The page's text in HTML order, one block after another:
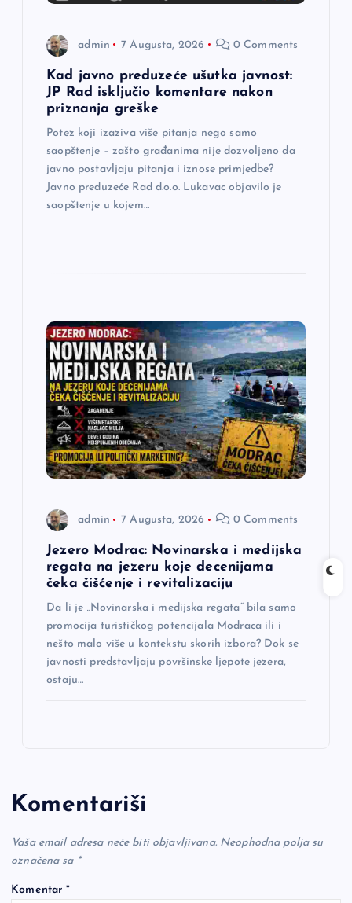
admin 7 Augusta, 2026 0 Comments
Kad javno preduzeće ušutka javnost:
JP Rad isključio komentare nakon
priznanja greške
Potez koji izaziva više pitanja nego samo
saopštenje – zašto građanima nije dozvoljeno da
javno postavljaju pitanja i iznose primjedbe?
Javno preduzeće Rad d.o.o. Lukavac objavilo je
saopštenje u kojem…
admin 7 Augusta, 2026 0 Comments
Jezero Modrac: Novinarska i medijska
regata na jezeru koje decenijama
čeka čišćenje i revitalizaciju
Da li je „Novinarska i medijska regata“ bila samo
promocija turističkog potencijala Modraca ili i
nešto malo više u kontekstu skorih izbora? Dok se
javnosti predstavljaju površinske ljepote jezera,
ostaju…
Komentariši
Vaša email adresa neće biti objavljivana. Neophodna polja su
označena sa *
Komentar*